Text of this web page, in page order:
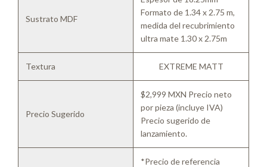
Sustrato MDF
Formato de 1.34 x 2.75 m,
medida del recubrimiento
ultra mate 1.30 x 2.75m
Textura EXTREME MATT
Precio Sugerido
$2,999 MXN Precio neto
por pieza (incluye IVA)
Precio sugerido de
lanzamiento.
*Precio de referencia